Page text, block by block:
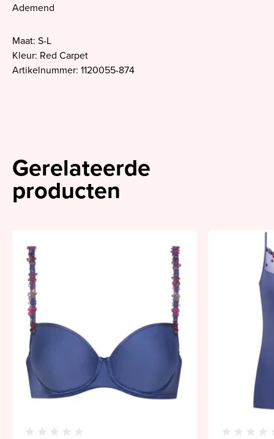
Ademend
Maat: S-L
Kleur: Red Carpet
Artikelnummer: 1120055-874
Gerelateerde
producten